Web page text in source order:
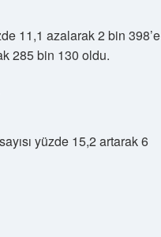
11,1 azalarak 2 bin 398’e
285 bin 130 oldu.
yüzde 15,2 artarak 6